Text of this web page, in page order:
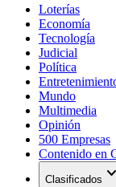
Loterías
Economía
Tecnología
Judicial
Política
Mundo
Multimedia
Opinión
500 Empresas
Contenido en
Clasificados expand_more